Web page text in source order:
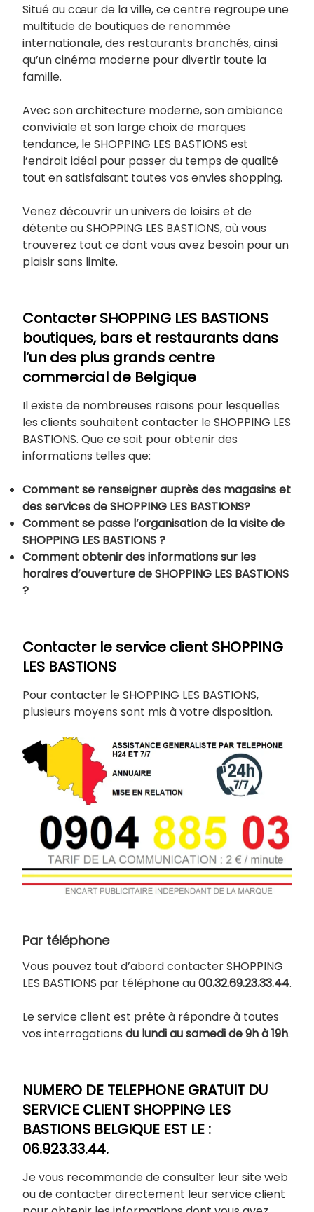
Situé au cœur de la ville, ce centre regroupe une
multitude de boutiques de renommée
internationale, des restaurants branchés, ainsi
qu’un cinéma moderne pour divertir toute la
famille.
Avec son architecture moderne, son ambiance
conviviale et son large choix de marques
tendance, le SHOPPING LES BASTIONS est
l’endroit idéal pour passer du temps de qualité
tout en satisfaisant toutes vos envies shopping.
Venez découvrir un univers de loisirs et de
détente au SHOPPING LES BASTIONS, où vous
trouverez tout ce dont vous avez besoin pour un
plaisir sans limite.
Contacter SHOPPING LES BASTIONS
boutiques, bars et restaurants dans
l’un des plus grands centre
commercial de Belgique
Il existe de nombreuses raisons pour lesquelles
les clients souhaitent contacter le SHOPPING LES
BASTIONS. Que ce soit pour obtenir des
informations telles que:
Comment se renseigner auprès des magasins et
des services de SHOPPING LES BASTIONS?
Comment se passe l’organisation de la visite de
SHOPPING LES BASTIONS?
Comment obtenir des informations sur les
horaires d’ouverture de SHOPPING LES BASTIONS
?
Contacter le service client SHOPPING
LES BASTIONS
Pour contacter le SHOPPING LES BASTIONS,
plusieurs moyens sont mis à votre disposition.
Par téléphone
Vous pouvez tout d’abord contacter SHOPPING
LES BASTIONS par téléphone au00.32.69.23.33.44.
Le service client est prête à répondre à toutes
vos interrogations du lundi au samedi de 9h à 19h.
NUMERO DE TELEPHONE GRATUIT DU
SERVICE CLIENT SHOPPING LES
BASTIONS BELGIQUE EST LE :
06.923.33.44.
Je vous recommande de consulter leur site web
ou de contacter directement leur service client